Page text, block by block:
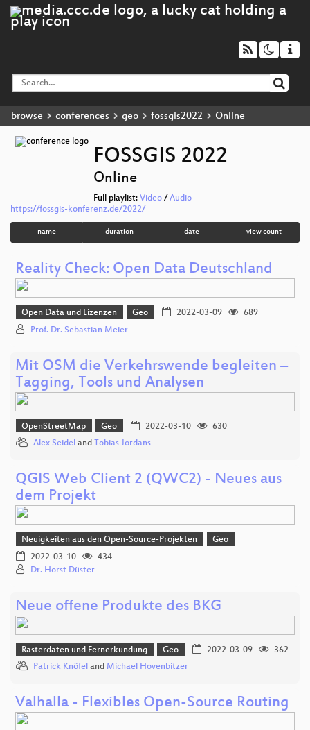
browse conferences geo fossgis2022 Online
FOSSGIS 2022
Online
Full playlist: Video / Audio
https://fossgis-konferenz.de/2022/
name duration date view count
Reality Check: Open Data Deutschland
Open Data und Lizenzen Geo 2022-03-09
689
Prof. Dr. Sebastian Meier
Mit OSM die Verkehrswende begleiten –
Tagging, Tools und Analysen
OpenStreetMap Geo 2022-03-10
630
Alex Seidel and Tobias Jordans
QGIS Web Client 2 (QWC2) - Neues aus
dem Projekt
Neuigkeiten aus den Open-Source-Projekten
Geo
2022-03-10
434
Dr. Horst Düster
Neue offene Produkte des BKG
Rasterdaten und Fernerkundung Geo 2022-03-09
362
Patrick Knöfel and Michael Hovenbitzer
Valhalla - Flexibles Open-Source Routing